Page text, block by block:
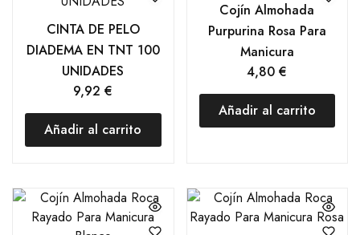
CINTA DE PELO
DIADEMA EN TNT 100
UNIDADES
9,92€
Añadir al carrito
Cojín Almohada
Purpurina Rosa Para
Manicura
4,80€
Añadir al carrito